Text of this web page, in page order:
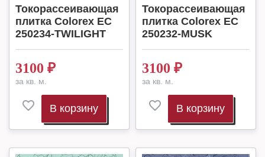
Токорассеивающая
плитка Colorex EC
250234-TWILIGHT
3100 ₽
за кв. м.
В корзину
Токорассеивающая
плитка Colorex EC
250232-MUSK
3100 ₽
за кв. м.
В корзину